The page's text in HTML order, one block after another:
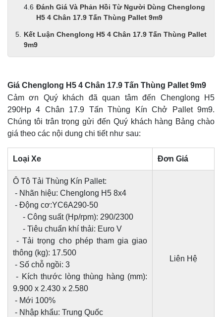
Đánh Giá Và Phản Hồi Từ Người Dùng Chenglong
H5 4 Chân 17.9 Tấn Thùng Pallet 9m9
Kết Luận Chenglong H5 4 Chân 17.9 Tấn Thùng Pallet
9m9
Giá Chenglong H5 4 Chân 17.9 Tấn Thùng Pallet 9m9
Cảm ơn Quý khách đã quan tâm đến Chenglong H5
290Hp 4 Chân 17.9 Tấn Thùng Kín Chở Pallet 9m9.
Chúng tôi trân trọng gửi đến Quý khách hàng Bảng chào
giá theo các nội dung chi tiết như sau:
Loại Xe Đơn Giá
Ô Tô Tải Thùng Kín Pallet:
- Nhãn hiệu: Chenglong H5 8x4
- Động cơ:YC6A290-50
- Công suất (Hp/rpm): 290/2300
- Tiêu chuẩn khí thải: Euro V
- Tải trọng cho phép tham gia giao
thông (kg): 17.500
- Số chỗ ngồi: 3
- Kích thước lòng thùng hàng (mm):
9.900 x 2.430 x 2.580
- Mới 100%
- Nhập khẩu: Trung Quốc
Liên Hệ